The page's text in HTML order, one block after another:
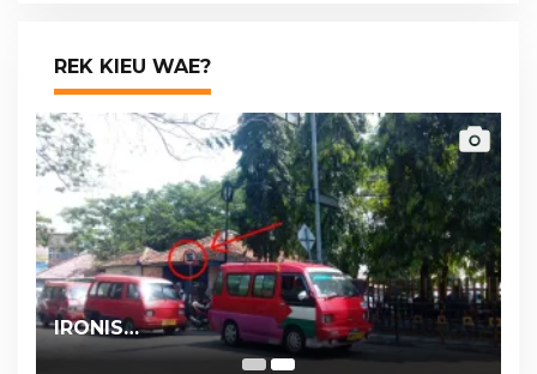
REK KIEU WAE?
IRONIS…